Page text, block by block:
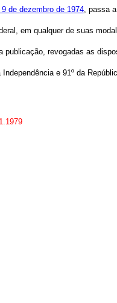
9 de dezembro de 1974, passa
em qualquer de suas
publicação, revogadas as
e 91º da